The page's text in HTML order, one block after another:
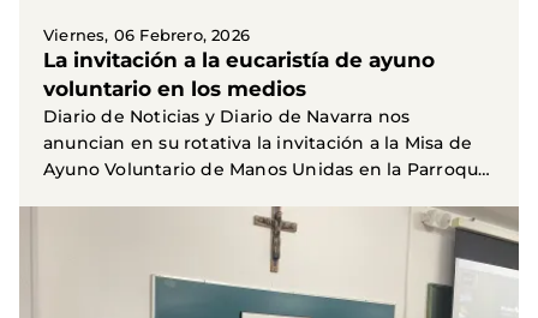
Viernes, 06 Febrero, 2026
La invitación a la eucaristía de ayuno
voluntario en los medios
Diario de Noticias y Diario de Navarra nos
anuncian en su rotativa la invitación a la Misa de
Ayuno Voluntario de Manos Unidas en la Parroquia